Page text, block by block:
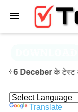
Deceberके टेस्ट
Translate